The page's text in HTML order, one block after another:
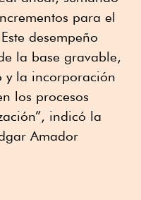
para el
desempeño
la base gravable,
y la incorporación
los procesos
indicó la
Amador